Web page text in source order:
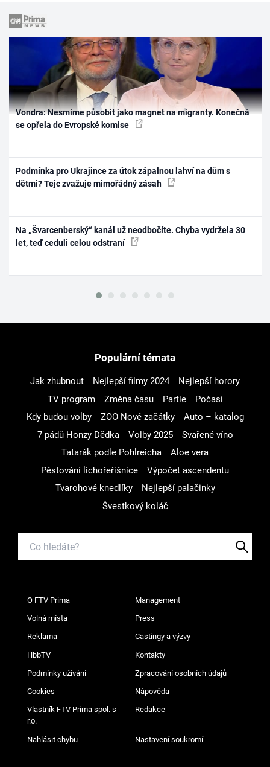
Vondra: Nesmíme působit jako magnet na migranty. Konečná
se opřela do Evropské komise
Podmínka pro Ukrajince za útok zápalnou lahví na dům s
dětmi? Tejc zvažuje mimořádný zásah
Na „Švarcenberský“ kanál už neodbočíte. Chyba vydržela 30
let, teď ceduli celou odstraní
Populární témata
Jak zhubnout Nejlepší filmy 2024
Nejlepší horory
TV program
Změna času Partie
Počasí
Kdy budou volby
ZOO Nové začátky
Auto – katalog
7 pádů Honzy Dědka
Volby 2025
Svařené víno
Tatarák podle Pohlreicha
Aloe vera
Pěstování lichořeřišnice
Výpočet ascendentu
Tvarohové knedlíky
Nejlepší palačinky
Švestkový koláč
O FTV Prima Management
Volná místa Press
Reklama Castingy a výzvy
HbbTV Kontakty
Podmínky užívání Zpracování osobních údajů
Cookies Nápověda
Vlastník FTV Prima spol. s
r.o.
Redakce
Nahlásit chybu Nastavení soukromí